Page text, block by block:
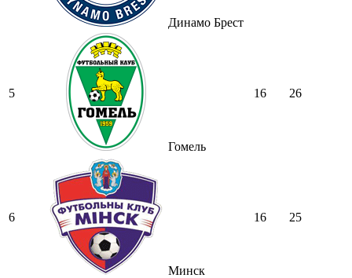
Динамо Брест
5
Гомель
16 26
6
Минск
16 25